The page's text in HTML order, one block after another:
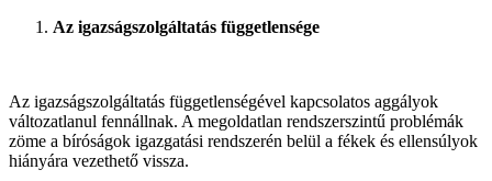
Az igazságszolgáltatás függetlensége
Az igazságszolgáltatás függetlenségével kapcsolatos aggályok
változatlanul fennállnak. A megoldatlan rendszerszintű problémák
zöme a bíróságok igazgatási rendszerén belül a fékek és ellensúlyok
hiányára vezethető vissza.